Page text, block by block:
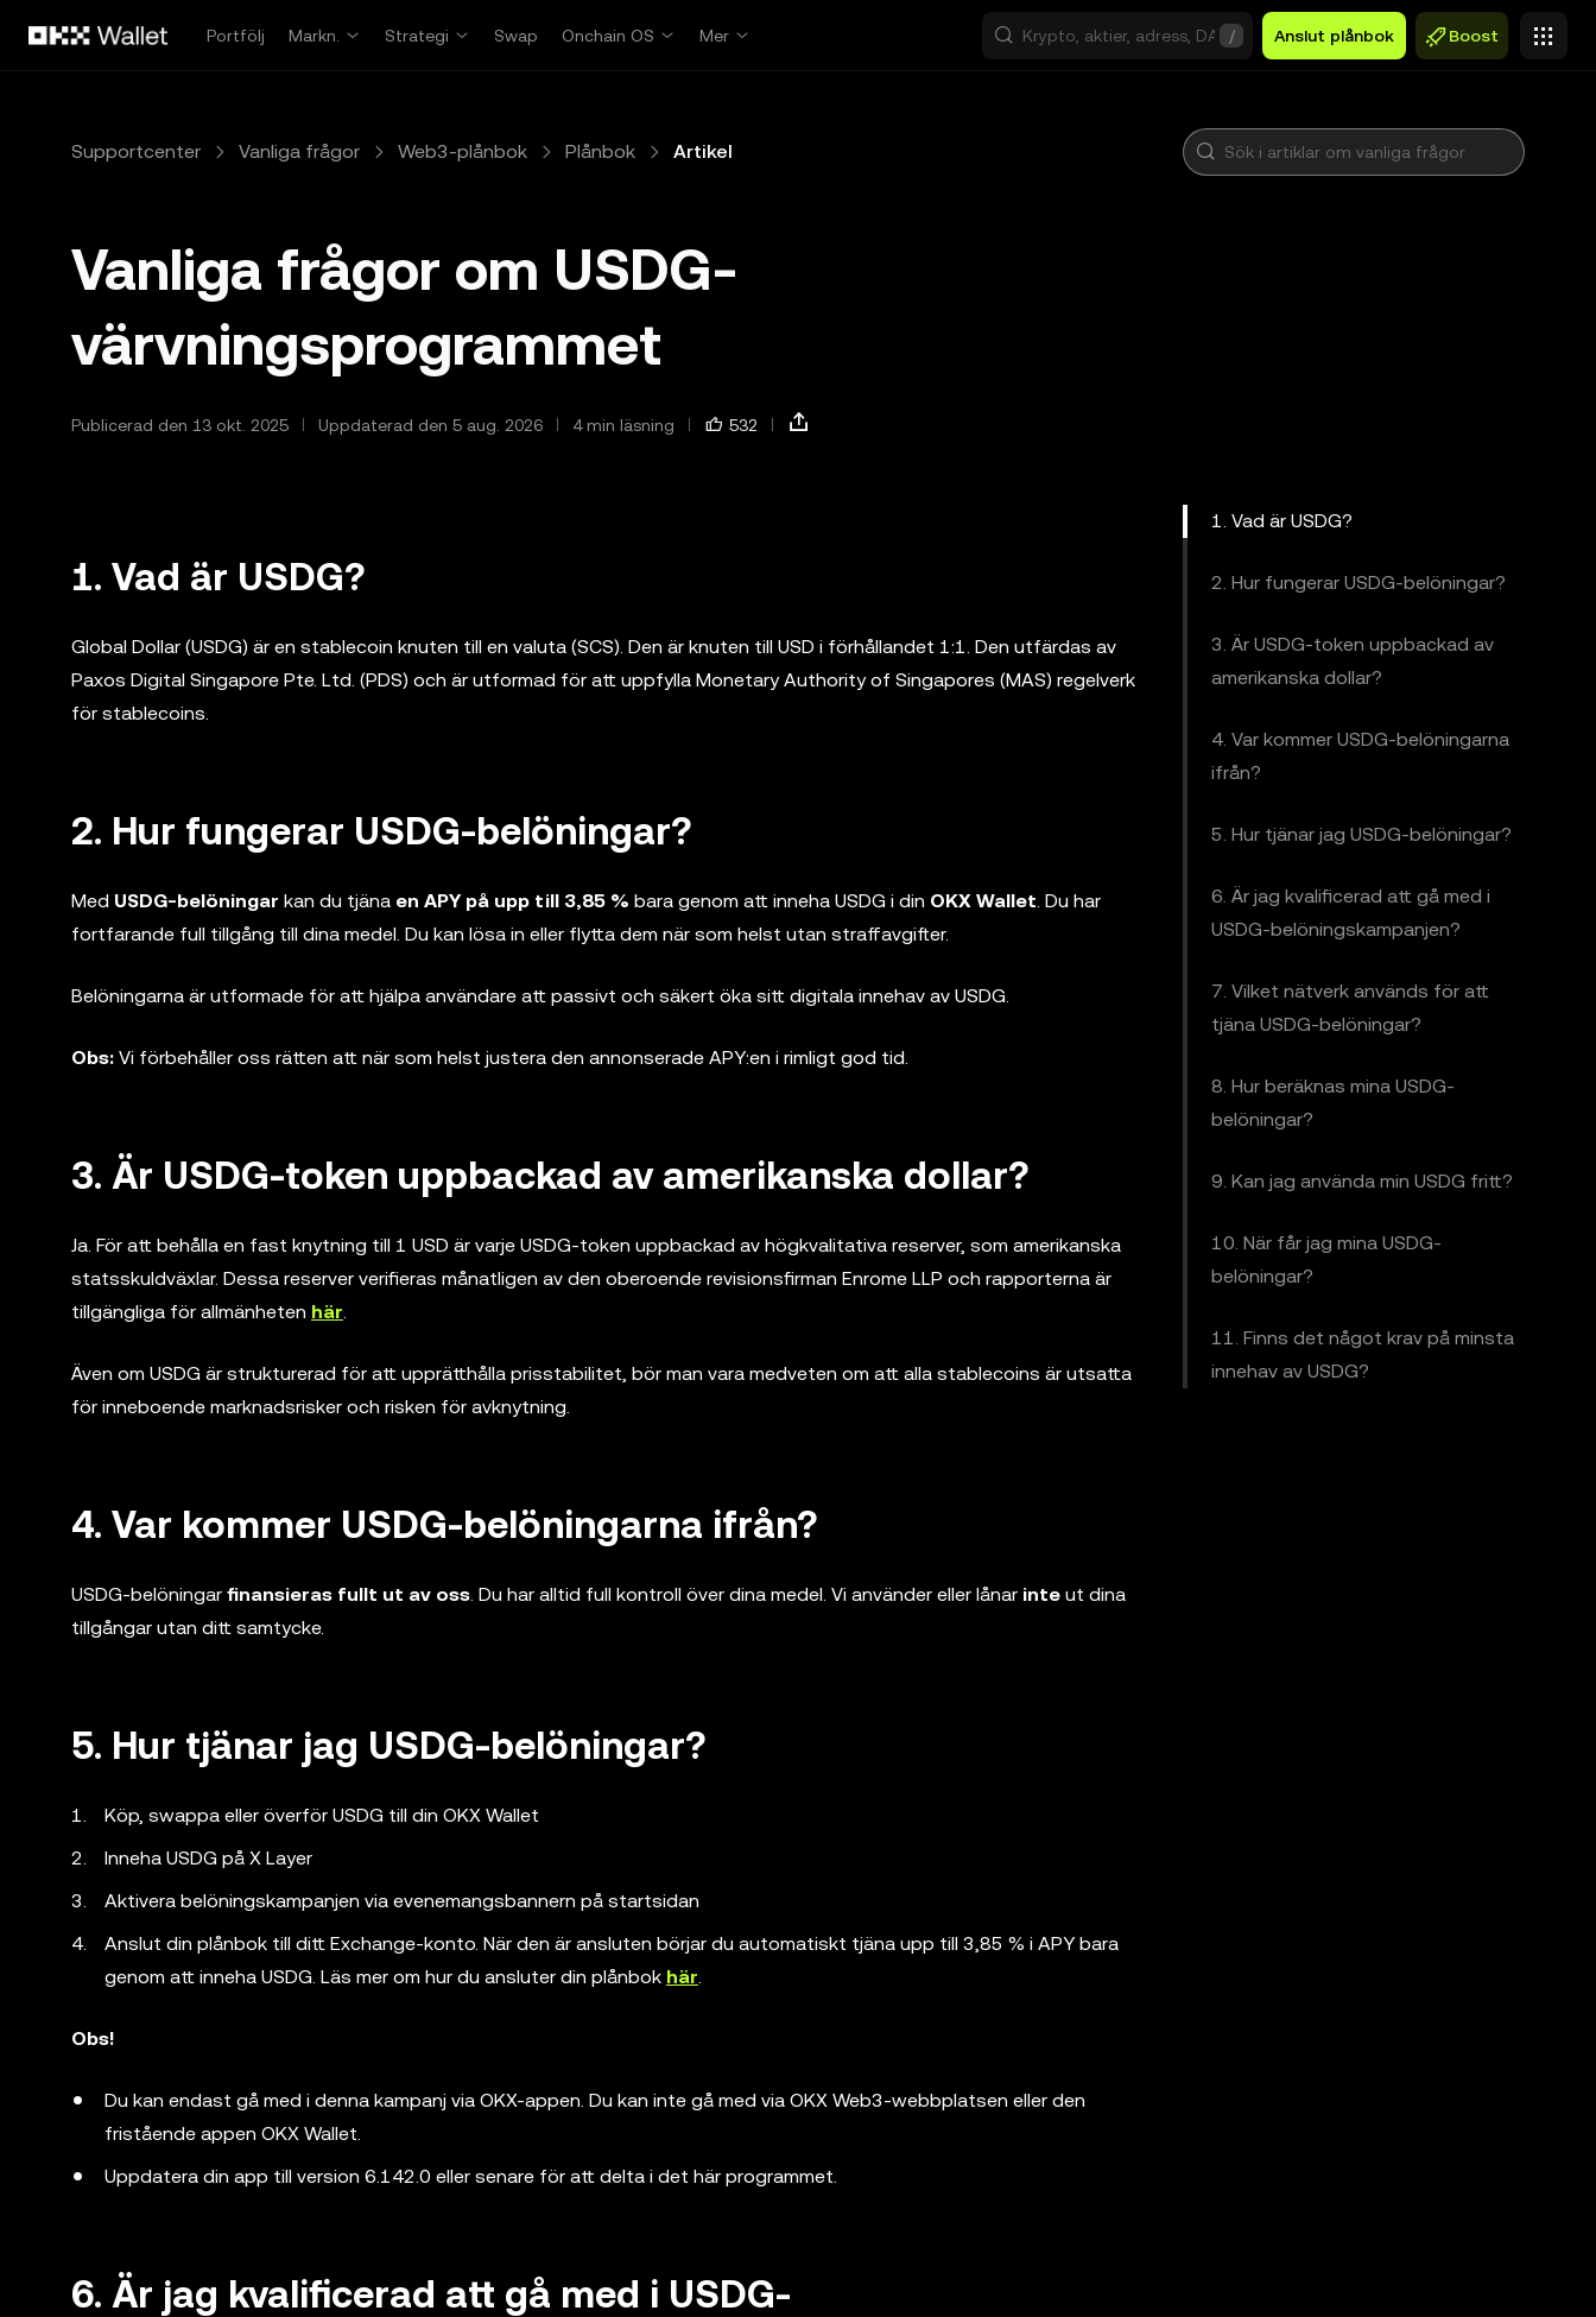
Portfölj
Markn. Strategi Swap Onchain OS Mer / Anslut plånbok Boost
Supportcenter Vanliga frågor Web3-plånbok Plånbok Artikel
Vanliga frågor om USDG-
värvningsprogrammet
Publicerad den 13 okt. 2025 Uppdaterad den 5 aug. 2026 4 min läsning 532
1. Vad är USDG?
Global Dollar (USDG) är en stablecoin knuten till en valuta (SCS). Den är knuten till USD i förhållandet 1:1. Den utfärdas av
Paxos Digital Singapore Pte. Ltd. (PDS) och är utformad för att uppfylla Monetary Authority of Singapores (MAS) regelverk
för stablecoins.
2. Hur fungerar USDG-belöningar?
Med USDG-belöningar kan du tjäna en APY på upp till 3,85 % bara genom att inneha USDG i din OKX Wallet. Du har
fortfarande full tillgång till dina medel. Du kan lösa in eller flytta dem när som helst utan straffavgifter.
Belöningarna är utformade för att hjälpa användare att passivt och säkert öka sitt digitala innehav av USDG.
Obs: Vi förbehåller oss rätten att när som helst justera den annonserade APY:en i rimligt god tid.
3. Är USDG-token uppbackad av amerikanska dollar?
Ja. För att behålla en fast knytning till 1 USD är varje USDG-token uppbackad av högkvalitativa reserver, som amerikanska
statsskuldväxlar. Dessa reserver verifieras månatligen av den oberoende revisionsfirman Enrome LLP och rapporterna är
tillgängliga för allmänheten här.
Även om USDG är strukturerad för att upprätthålla prisstabilitet, bör man vara medveten om att alla stablecoins är utsatta
för inneboende marknadsrisker och risken för avknytning.
4. Var kommer USDG-belöningarna ifrån?
USDG-belöningar finansieras fullt ut av oss. Du har alltid full kontroll över dina medel. Vi använder eller lånar inte ut dina
tillgångar utan ditt samtycke.
5. Hur tjänar jag USDG-belöningar?
Köp, swappa eller överför USDG till din OKX Wallet
Inneha USDG på X Layer
Aktivera belöningskampanjen via evenemangsbannern på startsidan
Anslut din plånbok till ditt Exchange-konto. När den är ansluten börjar du automatiskt tjäna upp till 3,85 % i APY bara
genom att inneha USDG. Läs mer om hur du ansluter din plånbok här.
Obs!
Du kan endast gå med i denna kampanj via OKX-appen. Du kan inte gå med via OKX Web3-webbplatsen eller den
fristående appen OKX Wallet.
Uppdatera din app till version 6.142.0 eller senare för att delta i det här programmet.
6. Är jag kvalificerad att gå med i USDG-
1. Vad är USDG?
2. Hur fungerar USDG-belöningar?
3. Är USDG-token uppbackad av
amerikanska dollar?
4. Var kommer USDG-belöningarna
ifrån?
5. Hur tjänar jag USDG-belöningar?
6. Är jag kvalificerad att gå med i
USDG-belöningskampanjen?
7. Vilket nätverk används för att
tjäna USDG-belöningar?
8. Hur beräknas mina USDG-
belöningar?
9. Kan jag använda min USDG fritt?
10. När får jag mina USDG-
belöningar?
11. Finns det något krav på minsta
innehav av USDG?